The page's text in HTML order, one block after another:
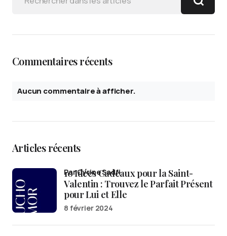
Commentaires récents
Aucun commentaire à afficher.
Articles récents
10 Idées Cadeaux pour la Saint-
Valentin : Trouvez le Parfait Présent
pour Lui et Elle
par Cyrine Sadfi
8 février 2024